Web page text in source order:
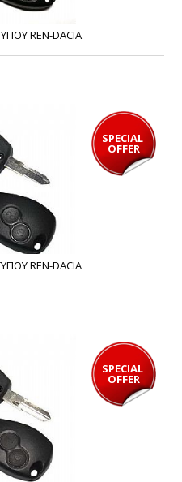
REN-DACIA
SPECIAL
OFFER
REN-DACIA
SPECIAL
OFFER